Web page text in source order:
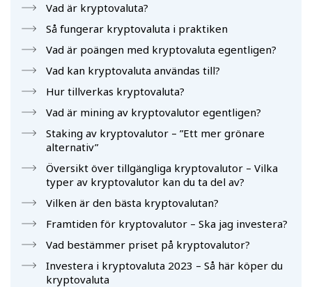
Vad är kryptovaluta?
Så fungerar kryptovaluta i praktiken
Vad är poängen med kryptovaluta egentligen?
Vad kan kryptovaluta användas till?
Hur tillverkas kryptovaluta?
Vad är mining av kryptovalutor egentligen?
Staking av kryptovalutor – ”Ett mer grönare
alternativ”
Översikt över tillgängliga kryptovalutor – Vilka
typer av kryptovalutor kan du ta del av?
Vilken är den bästa kryptovalutan?
Framtiden för kryptovalutor – Ska jag investera?
Vad bestämmer priset på kryptovalutor?
Investera i kryptovaluta 2023 – Så här köper du
kryptovaluta